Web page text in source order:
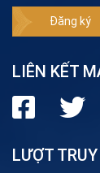
LIÊN KẾT
LƯỢT